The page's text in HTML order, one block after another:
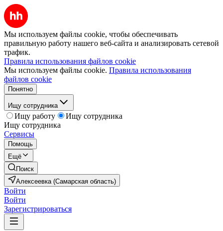
Мы используем файлы cookie, чтобы обеспечивать
правильную работу нашего веб-сайта и анализировать сетевой
трафик.
Правила использования файлов cookie
Мы используем файлы cookie. Правила использования
файлов cookie
Понятно
Ищу сотрудника
Ищу работу
Ищу сотрудника
Ищу сотрудника
Сервисы
Помощь
Ещё
Поиск
Алексеевка (Самарская область)
Войти
Войти
Зарегистрироваться